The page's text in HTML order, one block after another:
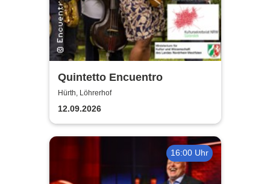
Quintetto Encuentro
Hürth, Löhrerhof
12.09.2026
16:00 Uhr